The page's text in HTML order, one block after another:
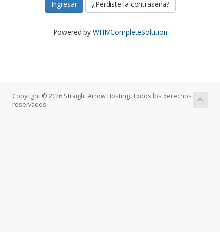
¿Perdiste la contraseña?
Powered by WHMCompleteSolution
Copyright © 2026 Straight Arrow Hosting. Todos los derechos
reservados.